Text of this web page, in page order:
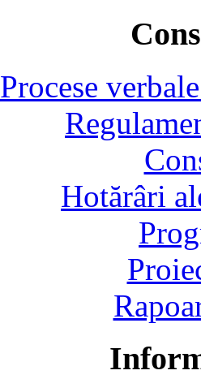
Procese
Hotărâri